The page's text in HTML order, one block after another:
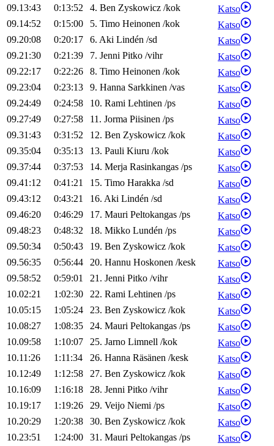
09.13:43
0:13:52 4. Ben Zyskowicz /kok
Katso
09.14:52
0:15:00 5. Timo Heinonen /kok
Katso
09.20:08
0:20:17 6. Aki Lindén /sd
Katso
09.21:30
0:21:39 7. Jenni Pitko /vihr
Katso
09.22:17
0:22:26 8. Timo Heinonen /kok
Katso
09.23:04
0:23:13 9. Hanna Sarkkinen /vas
Katso
09.24:49
0:24:58 10. Rami Lehtinen /ps
Katso
09.27:49
0:27:58 11. Jorma Piisinen /ps
Katso
09.31:43
0:31:52 12. Ben Zyskowicz /kok
Katso
09.35:04
0:35:13 13. Pauli Kiuru /kok
Katso
09.37:44
0:37:53 14. Merja Rasinkangas /ps
Katso
09.41:12
0:41:21 15. Timo Harakka /sd
Katso
09.43:12
0:43:21 16. Aki Lindén /sd
Katso
09.46:20
0:46:29 17. Mauri Peltokangas /ps
Katso
09.48:23
0:48:32 18. Mikko Lundén /ps
Katso
09.50:34
0:50:43 19. Ben Zyskowicz /kok
Katso
09.56:35
0:56:44 20. Hannu Hoskonen /kesk
Katso
09.58:52
0:59:01 21. Jenni Pitko /vihr
Katso
10.02:21
1:02:30 22. Rami Lehtinen /ps
Katso
10.05:15
1:05:24 23. Ben Zyskowicz /kok
Katso
10.08:27
1:08:35 24. Mauri Peltokangas /ps
Katso
10.09:58
1:10:07 25. Jarno Limnell /kok
Katso
10.11:26
1:11:34 26. Hanna Räsänen /kesk
Katso
10.12:49
1:12:58 27. Ben Zyskowicz /kok
Katso
10.16:09
1:16:18 28. Jenni Pitko /vihr
Katso
10.19:17
1:19:26 29. Veijo Niemi /ps
Katso
10.20:29
1:20:38 30. Ben Zyskowicz /kok
Katso
10.23:51
1:24:00 31. Mauri Peltokangas /ps
Katso